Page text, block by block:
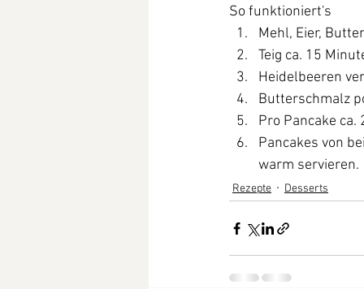
So funktioniert's
Mehl, Eier,
Teig ca. 15
Heidelbeeren
Butterschmalz
Pro Pancake
Pancakes von
warm servieren.
Rezepte Desserts